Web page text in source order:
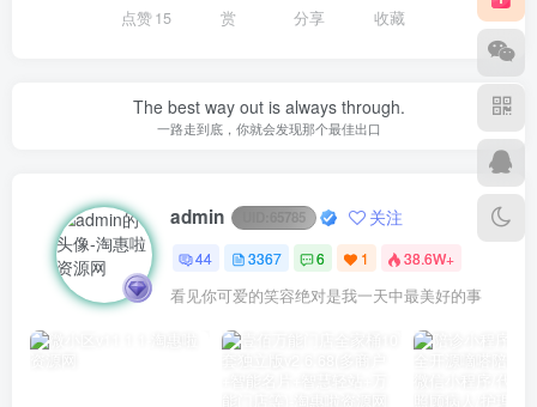
点赞15 赏 分享 收藏
The best way out is always through.
一路走到底，你就会发现那个最佳出口
admin 65785 关注
44 3367 6 1 38.6W+
看见你可爱的笑容绝对是我一天中最美好的事